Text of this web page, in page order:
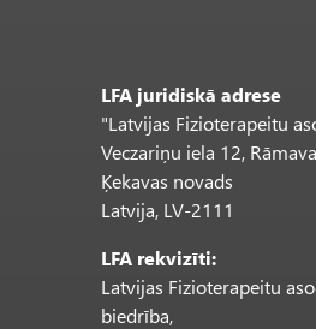
LFA juridiskā adrese
"Latvijas Fizioterapeitu
Veczariņu iela 12, Rāmava
Ķekavas novads
Latvija, LV-2111
LFA rekvizīti:
Latvijas Fizioterapeitu
biedrība,